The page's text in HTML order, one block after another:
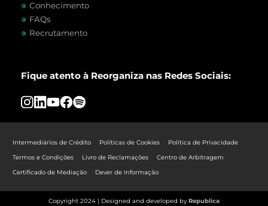
Conhecimento
FAQs
Recrutamento
Fique atento à Reorganiza nas Redes Sociais:
Intermediários de Crédito Políticas de Cookies
Política de Privacidade
Termos e Condições
Livro de Reclamações
Centro de Arbitragem
Certificado de Mediação
Dever de Informação
Copyright 2024 | Designed and developed by Republica